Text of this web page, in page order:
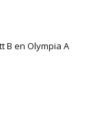
B en Olympia A